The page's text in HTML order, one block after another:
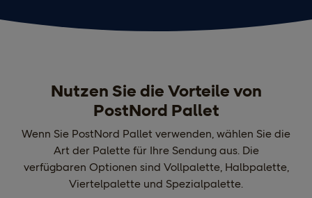
Nutzen Sie die Vorteile von
PostNord Pallet
Wenn Sie PostNord Pallet verwenden, wählen Sie die
Art der Palette für Ihre Sendung aus. Die
verfügbaren Optionen sind Vollpalette, Halbpalette,
Viertelpalette und Spezialpalette.